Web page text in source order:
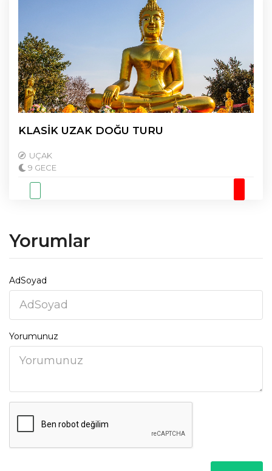
KLASİK UZAK DOĞU TURU
UÇAK
9 GECE
Yorumlar
AdSoyad
Yorumunuz